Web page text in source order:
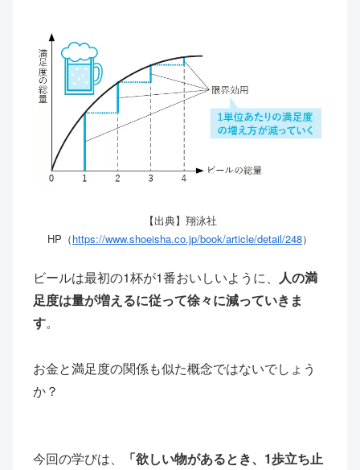
【出典】翔泳社
HP（https://www.shoeisha.co.jp/book/article/detail/248）
ビールは最初の1杯が1番おいしいように、 人の満
足度は量が増えるに従って徐々に減っていきま
す。
お金と満足度の関係も似た概念ではないでしょう
か？
今回の学びは、
「欲しい物があるとき、1歩立ち止